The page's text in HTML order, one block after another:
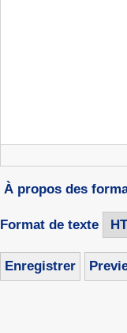
À propos des
Format de texte